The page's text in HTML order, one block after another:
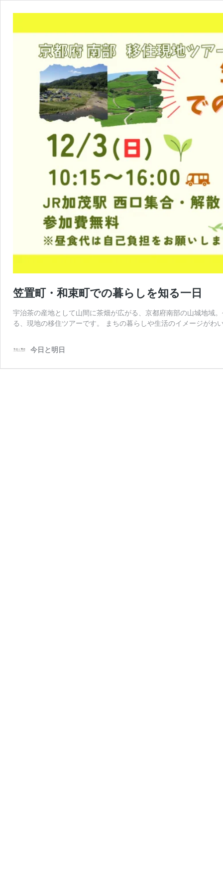
笠置町・和束町での暮らしを知る一日
宇治茶の産地として山間に茶畑が広がる、京都府南部の山城地域
る、現地の移住ツアーです。 まちの暮らしや生活のイメージが
今日と明日